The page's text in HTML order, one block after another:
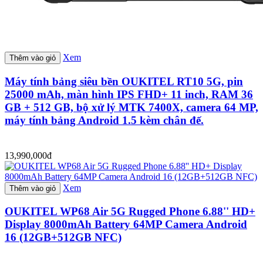
Thêm vào giỏ Xem
Máy tính bảng siêu bền OUKITEL RT10 5G, pin
25000 mAh, màn hình IPS FHD+ 11 inch, RAM 36
GB + 512 GB, bộ xử lý MTK 7400X, camera 64 MP,
máy tính bảng Android 1.5 kèm chân đế.
13,990,000đ
Thêm vào giỏ Xem
OUKITEL WP68 Air 5G Rugged Phone 6.88'' HD+
Display 8000mAh Battery 64MP Camera Android
16 (12GB+512GB NFC)